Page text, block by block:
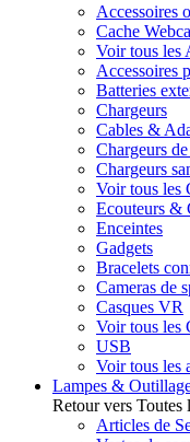
Accessoires
Cache
Voir tous les
Accessoires
Batteries
Chargeurs
Cables &
Chargeurs
Chargeurs
Voir tous les
Ecouteurs &
Enceintes
Gadgets
Bracelets
Cameras de
Casques VR
Voir tous les
USB
Voir tous les
Lampes &
Retour vers Toutes
Articles de